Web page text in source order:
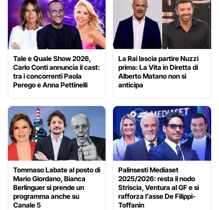
Tale e Quale Show 2026,
Carlo Conti annuncia il cast:
tra i concorrenti Paola
Perego e Anna Pettinelli
La Rai lascia partire Nuzzi
prima: La Vita in Diretta di
Alberto Matano non si
anticipa
Tommaso Labate al posto di
Mario Giordano, Bianca
Berlinguer si prende un
programma anche su
Canale 5
Palinsesti Mediaset
2025/2026: resta il nodo
Striscia, Ventura al GF e si
rafforza l’asse De Filippi-
Toffanin